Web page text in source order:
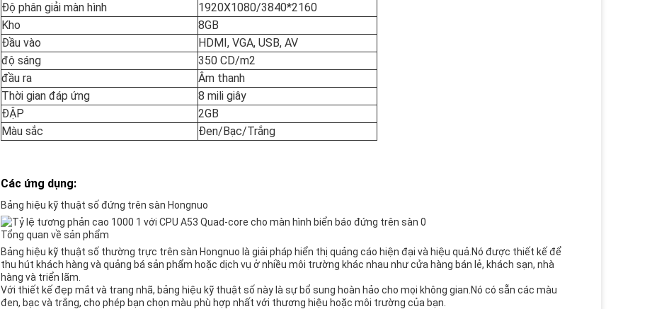
Độ phân giải màn hình
1920X1080/3840*2160
Kho
8GB
Đầu vào
HDMI, VGA, USB, AV
độ sáng
350 CD/m2
đầu ra
Âm thanh
Thời gian đáp ứng
8 mili giây
ĐẬP
2GB
Màu sắc
Đen/Bạc/Trắng
Các ứng dụng:
Bảng hiệu kỹ thuật số đứng trên sàn Hongnuo
Tổng quan về sản phẩm
Bảng hiệu kỹ thuật số thường trực trên sàn Hongnuo là giải pháp hiển thị quảng cáo hiện đại và hiệu quả.Nó được thiết kế để
thu hút khách hàng và quảng bá sản phẩm hoặc dịch vụ ở nhiều môi trường khác nhau như cửa hàng bán lẻ, khách sạn, nhà
hàng và triển lãm.
Với thiết kế đẹp mắt và trang nhã, bảng hiệu kỹ thuật số này là sự bổ sung hoàn hảo cho mọi không gian.Nó có sẵn các màu
đen, bạc và trắng, cho phép bạn chọn màu phù hợp nhất với thương hiệu hoặc môi trường của bạn.